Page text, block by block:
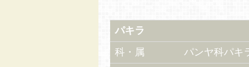
パキラ
科・属
パンヤ科パ